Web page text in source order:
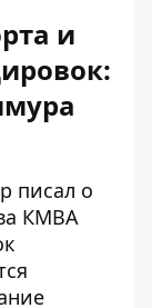
и
писал о
КМВА